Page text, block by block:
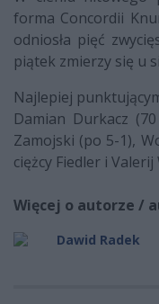
forma Concordii
odniosła pięć
piątek zmierzy się u
Najlepiej
Damian Durkacz
Zamojski (po 5-1),
ciężcy Fiedler i Valerij
Więcej o autorze /
Dawid Radek